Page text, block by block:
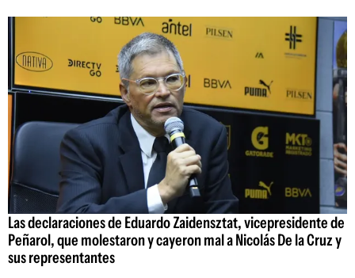
Las declaraciones de Eduardo Zaidensztat, vicepresidente de
Peñarol, que molestaron y cayeron mal a Nicolás De la Cruz y
sus representantes